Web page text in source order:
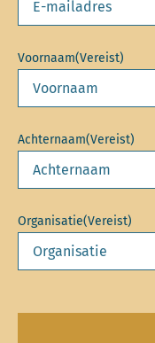
Voornaam(Vereist)
Achternaam(Vereist)
Organisatie(Vereist)